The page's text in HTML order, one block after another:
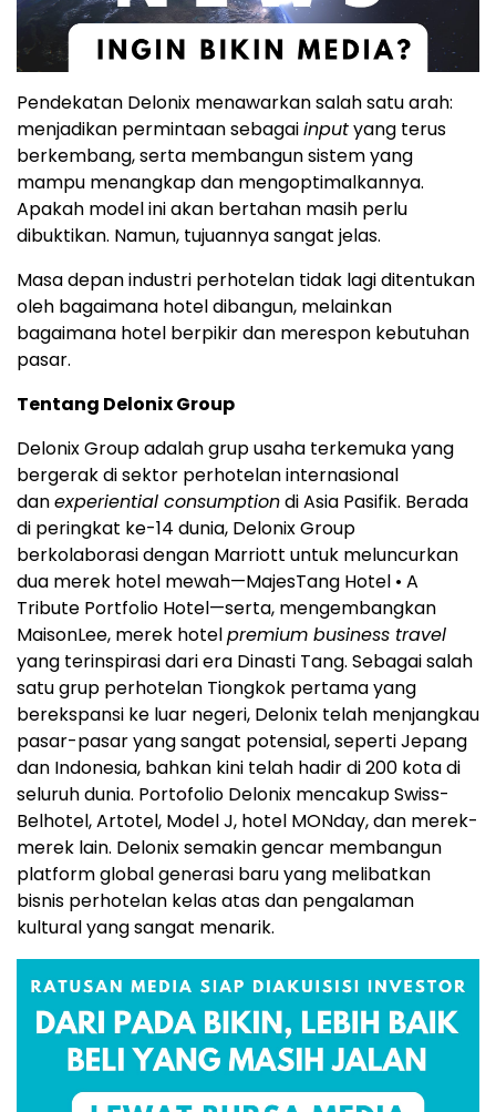
Pendekatan Delonix menawarkan salah satu arah:
menjadikan permintaan sebagaiinputyang terus
berkembang, serta membangun sistem yang
mampu menangkap dan mengoptimalkannya.
Apakah model ini akan bertahan masih perlu
dibuktikan. Namun, tujuannya sangat jelas.
Masa depan industri perhotelan tidak lagi ditentukan
oleh bagaimana hotel dibangun, melainkan
bagaimana hotel berpikir dan merespon kebutuhan
pasar.
Tentang Delonix Group
Delonix Group adalah grup usaha terkemuka yang
bergerak di sektor perhotelan internasional
danexperiential consumptiondi Asia Pasifik. Berada
di peringkat ke-14 dunia, Delonix Group
berkolaborasi dengan Marriott untuk meluncurkan
dua merek hotel mewah—MajesTang Hotel • A
Tribute Portfolio Hotel—serta, mengembangkan
MaisonLee, merek hotelpremium business travel
yang terinspirasi dari era Dinasti Tang. Sebagai salah
satu grup perhotelan Tiongkok pertama yang
berekspansi ke luar negeri, Delonix telah menjangkau
pasar-pasar yang sangat potensial, seperti Jepang
dan Indonesia, bahkan kini telah hadir di 200 kota di
seluruh dunia. Portofolio Delonix mencakup Swiss-
Belhotel, Artotel, Model J, hotel MONday, dan merek-
merek lain. Delonix semakin gencar membangun
platform global generasi baru yang melibatkan
bisnis perhotelan kelas atas dan pengalaman
kultural yang sangat menarik.